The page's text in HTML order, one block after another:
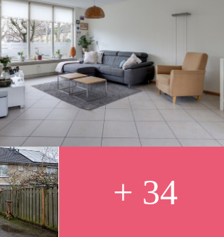
en duurzaamheid die je zoekt. Ben jij op zoek
snel een afspraak voor een bezichtiging en laat
+ 34